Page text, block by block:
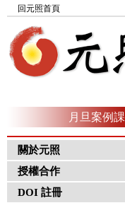
回元照首頁
月旦案例課
關於元照
授權合作
DOI 註冊